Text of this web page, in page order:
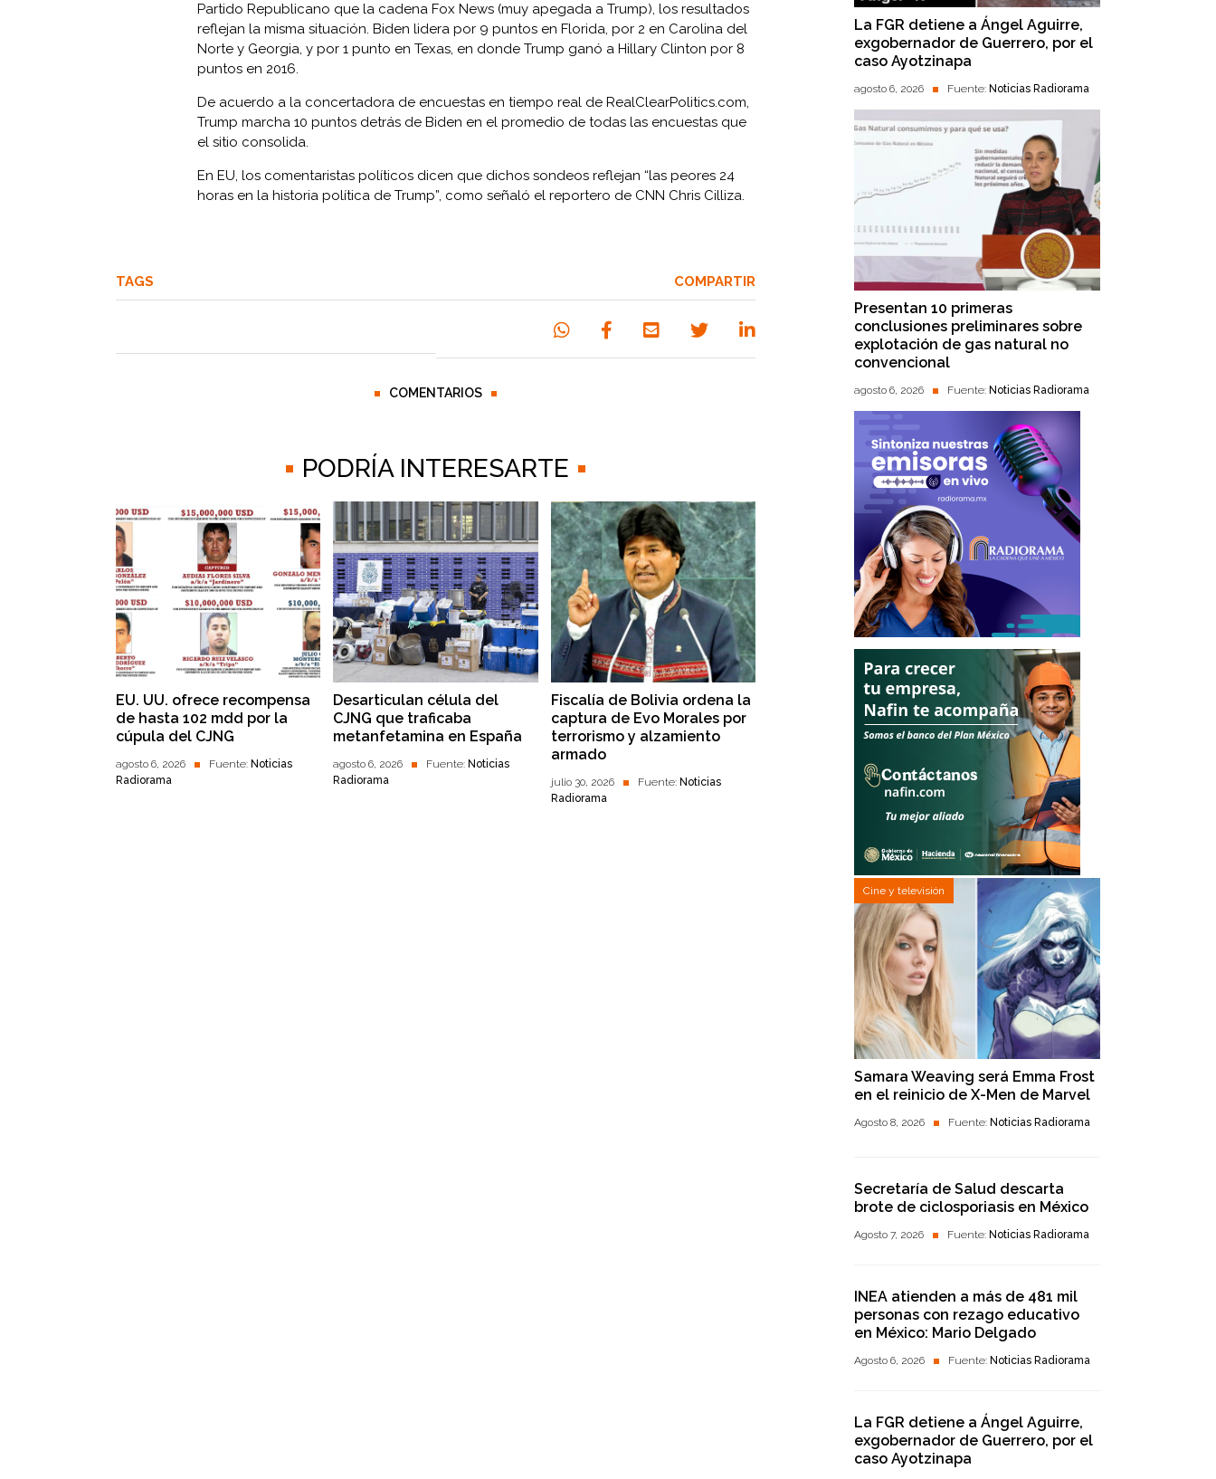
Partido Republicano que la cadena Fox News (muy apegada a Trump), los resultados
reflejan la misma situación. Biden lidera por 9 puntos en Florida, por 2 en Carolina del
Norte y Georgia, y por 1 punto en Texas, en donde Trump ganó a Hillary Clinton por 8
puntos en 2016.
De acuerdo a la concertadora de encuestas en tiempo real de RealClearPolitics.com,
Trump marcha 10 puntos detrás de Biden en el promedio de todas las encuestas que
el sitio consolida.
En EU, los comentaristas políticos dicen que dichos sondeos reflejan “las peores 24
horas en la historia política de Trump”, como señaló el reportero de CNN Chris Cilliza.
TAGS COMPARTIR
COMENTARIOS
PODRÍA INTERESARTE
EU. UU. ofrece recompensa
de hasta 102 mdd por la
cúpula del CJNG
agosto 6, 2026 Fuente: Noticias
Radiorama
Desarticulan célula del
CJNG que traficaba
metanfetamina en España
agosto 6, 2026 Fuente: Noticias
Radiorama
Fiscalía de Bolivia ordena la
captura de Evo Morales por
terrorismo y alzamiento
armado
julio 30, 2026 Fuente: Noticias
Radiorama
La FGR detiene a Ángel Aguirre,
exgobernador de Guerrero, por el
caso Ayotzinapa
agosto 6, 2026 Fuente: Noticias Radiorama
Presentan 10 primeras
conclusiones preliminares sobre
explotación de gas natural no
convencional
agosto 6, 2026 Fuente: Noticias Radiorama
Cine y televisión
Samara Weaving será Emma Frost
en el reinicio de X-Men de Marvel
Agosto 8, 2026 Fuente: Noticias Radiorama
Secretaría de Salud descarta
brote de ciclosporiasis en México
Agosto 7, 2026 Fuente: Noticias Radiorama
INEA atienden a más de 481 mil
personas con rezago educativo
en México: Mario Delgado
Agosto 6, 2026 Fuente: Noticias Radiorama
La FGR detiene a Ángel Aguirre,
exgobernador de Guerrero, por el
caso Ayotzinapa